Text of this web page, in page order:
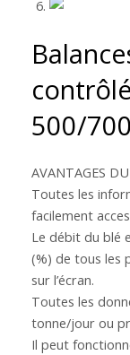
500/
AVANTAGES
Toutes les
facilement
Le débit du blé
(%) de tous les
sur l’écran.
Toutes les
tonne/jour ou
Il peut